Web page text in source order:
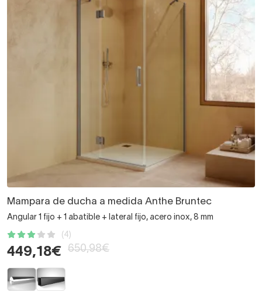
Mampara de ducha a medida Anthe Bruntec
Angular 1 fijo + 1 abatible + lateral fijo, acero inox, 8 mm
(4)
449,18€ 650,98€